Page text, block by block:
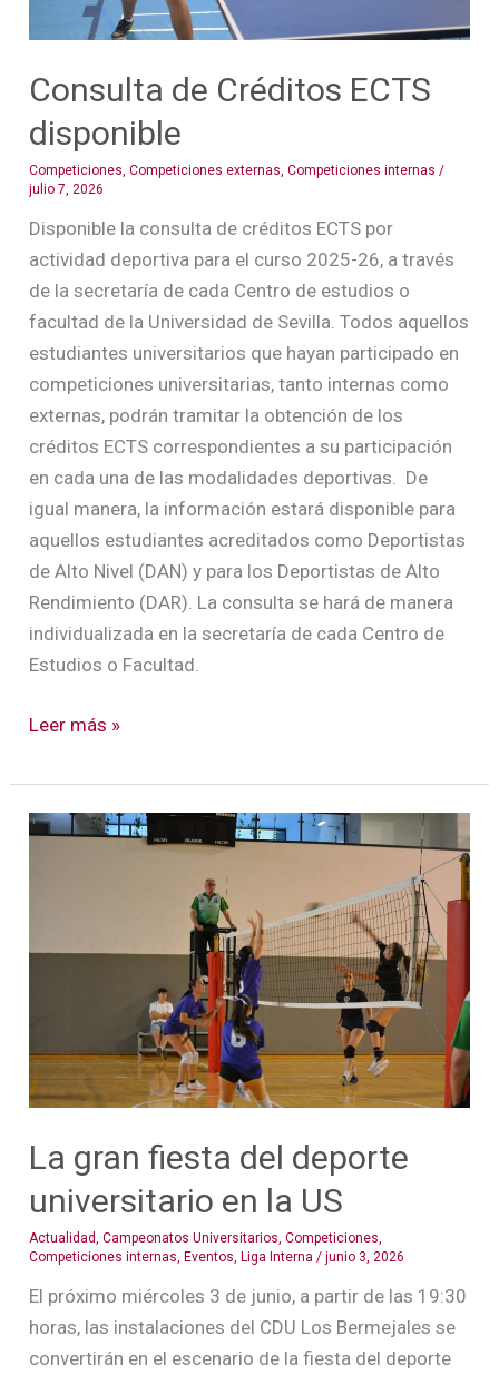
Consulta de Créditos ECTS
disponible
Competiciones,Competiciones externas,Competiciones internas /
julio 7, 2026
Disponible la consulta de créditos ECTS por
actividad deportiva para el curso 2025-26, a través
de la secretaría de cada Centro de estudios o
facultad de la Universidad de Sevilla. Todos aquellos
estudiantes universitarios que hayan participado en
competiciones universitarias, tanto internas como
externas, podrán tramitar la obtención de los
créditos ECTS correspondientes a su participación
en cada una de las modalidades deportivas. De
igual manera, la información estará disponible para
aquellos estudiantes acreditados como Deportistas
de Alto Nivel (DAN) y para los Deportistas de Alto
Rendimiento (DAR). La consulta se hará de manera
individualizada en la secretaría de cada Centro de
Estudios o Facultad.
Leer más »
La gran fiesta del deporte
universitario en la US
Actualidad,Campeonatos Universitarios,Competiciones,
Competiciones internas, Eventos, Liga Interna /junio 3, 2026
El próximo miércoles 3 de junio, a partir de las 19:30
horas, las instalaciones del CDU Los Bermejales se
convertirán en el escenario de la fiesta del deporte
La
deporte
US